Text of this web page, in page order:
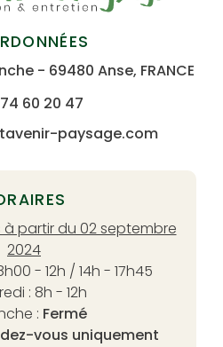
- 69480 Anse, FRANCE
60 20 47
paysage.com
à partir du 02 septembre
2024
- 12h / 14h - 17h45
: 8h - 12h
: Fermé
vous uniquement